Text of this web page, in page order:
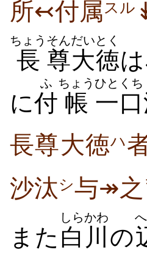
所↢付属 スル
長
ちょう
尊
そん
大徳
だいとく
は
に付
ふ
帳
ちょう
一口
ひとくち
長尊大徳ハ
沙汰シ与↠之
また 白川
しらかわ
の